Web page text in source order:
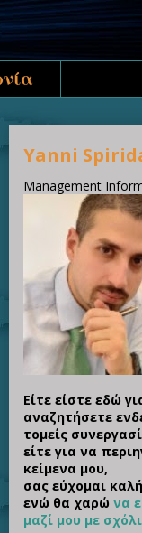
Yanni
Management
Είτε είστε εδώ
αναζητήσετε
τομείς
είτε για να
κείμενα μου,
σας εύχομαι
ενώ θα χαρώ να
μαζί μου με